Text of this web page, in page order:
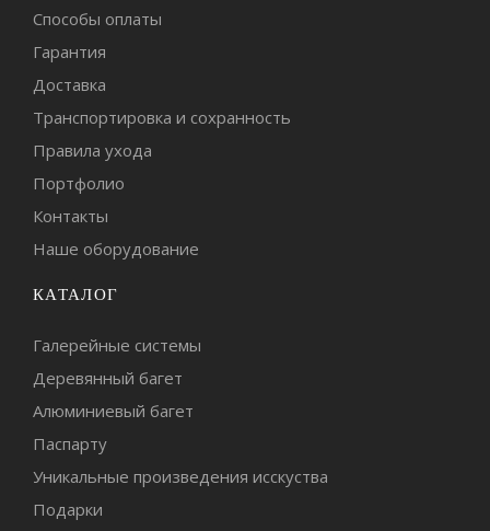
Способы оплаты
Гарантия
Доставка
Транспортировка и сохранность
Правила ухода
Портфолио
Контакты
Наше оборудование
КАТАЛОГ
Галерейные системы
Деревянный багет
Алюминиевый багет
Паспарту
Уникальные произведения исскуства
Подарки